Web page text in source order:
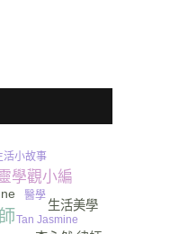
學觀小編
生活美學
Tan Jasmine
醫學
活小故事